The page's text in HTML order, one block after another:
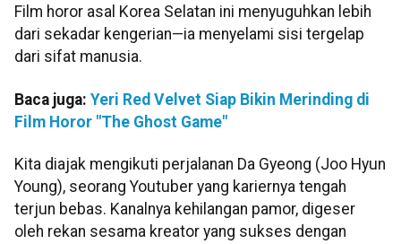
Film horor asal Korea Selatan ini menyuguhkan lebih
dari sekadar kengerian—ia menyelami sisi tergelap
dari sifat manusia.
Baca juga: Yeri Red Velvet Siap Bikin Merinding di
Film Horor "The Ghost Game"
Kita diajak mengikuti perjalanan Da Gyeong (Joo Hyun
Young), seorang Youtuber yang kariernya tengah
terjun bebas. Kanalnya kehilangan pamor, digeser
oleh rekan sesama kreator yang sukses dengan